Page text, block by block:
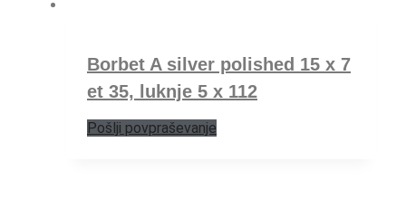
Borbet A silver polished 15 x 7
et 35, luknje 5 x 112
Pošlji povpraševanje